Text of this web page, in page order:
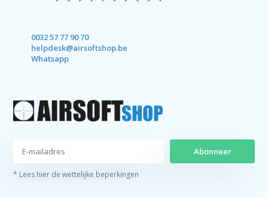
0032 57 77 90 70
helpdesk@airsoftshop.be
Whatsapp
Abonneer
* Lees hier de wettelijke beperkingen